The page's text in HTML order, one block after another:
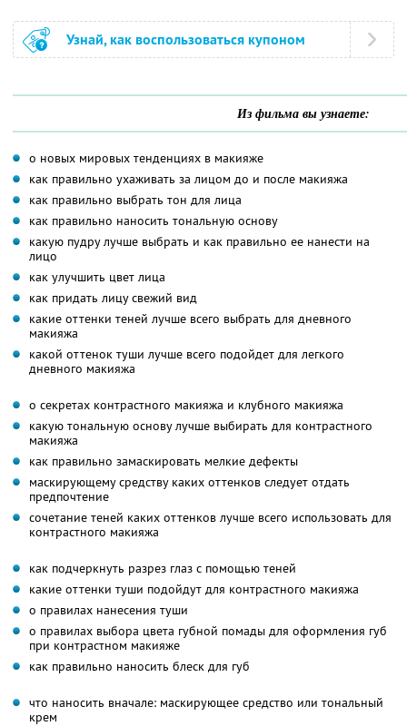
Узнай, как воспользоваться купоном
Из фильма вы узнаете:
о новых мировых тенденциях в макияже
как правильно ухаживать за лицом до и после макияжа
как правильно выбрать тон для лица
как правильно наносить тональную основу
какую пудру лучше выбрать и как правильно ее нанести на
лицо
как улучшить цвет лица
как придать лицу свежий вид
какие оттенки теней лучше всего выбрать для дневного
макияжа
какой оттенок туши лучше всего подойдет для легкого
дневного макияжа
о секретах контрастного макияжа и клубного макияжа
какую тональную основу лучше выбирать для контрастного
макияжа
как правильно замаскировать мелкие дефекты
маскирующему средству каких оттенков следует отдать
предпочтение
сочетание теней каких оттенков лучше всего использовать для
контрастного макияжа
как подчеркнуть разрез глаз с помощью теней
какие оттенки туши подойдут для контрастного макияжа
о правилах нанесения туши
о правилах выбора цвета губной помады для оформления губ
при контрастном макияже
как правильно наносить блеск для губ
что наносить вначале: маскирующее средство или тональный
крем